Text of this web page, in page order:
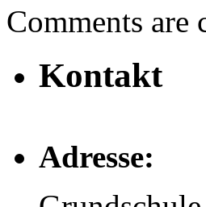
Comments are
Kontakt
Adresse: